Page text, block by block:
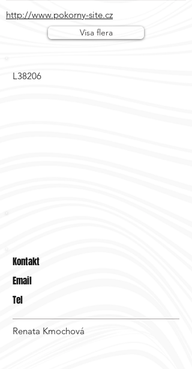
http://www.pokorny-site.cz
Visa flera
L38206
Kontakt
Email
Tel
Renata Kmochová